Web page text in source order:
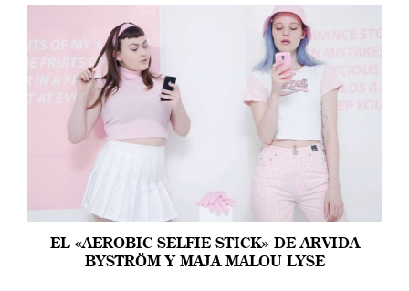
EL «AEROBIC SELFIE STICK» DE ARVIDA
BYSTRÖM Y MAJA MALOU LYSE